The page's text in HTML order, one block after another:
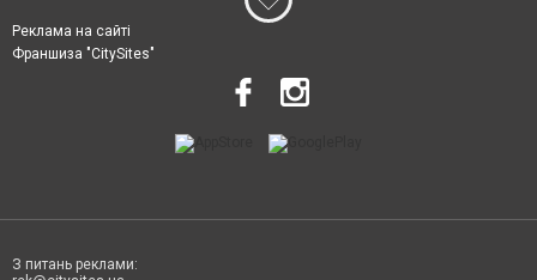
Реклама на сайті
Франшиза "CitySites"
З питань реклами: